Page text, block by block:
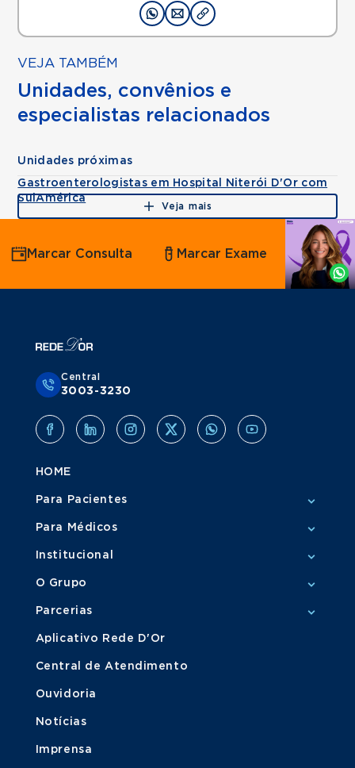
VEJA TAMBÉM
Unidades, convênios e
especialistas relacionados
Unidades próximas
Gastroenterologistas em Hospital Niterói D'Or com
SulAmérica
Veja mais
Agende
por
Whatsapp
Marcar Consulta Marcar Exame
Central
3003-3230
HOME
Para Pacientes
Para Médicos
Institucional
O Grupo
Parcerias
Aplicativo Rede D'Or
Central de Atendimento
Ouvidoria
Notícias
Imprensa